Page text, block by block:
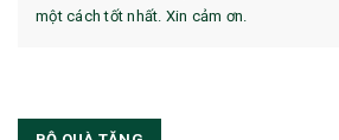
một cách tốt nhất. Xin cảm ơn.